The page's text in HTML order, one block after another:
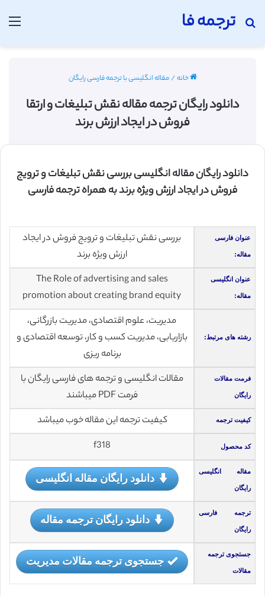
ترجمه فا
جستجو برای
خانه/مقاله انگلیسی با ترجمه فارسی رایگان
دانلود رایگان ترجمه مقاله نقش تبلیغات و ارتقا
فروش در ایجاد ارزش برند
دانلود رایگان مقاله انگلیسی بررسی نقش تبلیغات و ترویج
فروش در ایجاد ارزش ویژه برند به همراه ترجمه فارسی
عنوان فارسی
مقاله:
بررسی نقش تبلیغات و ترویج فروش در ایجاد
ارزش ویژه برند
عنوان انگلیسی
مقاله:
The Role of advertising and sales
promotion about creating brand equity
رشته های مرتبط:
مدیریت، علوم اقتصادی، مدیریت بازرگانی،
بازاریابی، مدیریت کسب و کار، توسعه اقتصادی و
برنامه ریزی
فرمت مقالات
رایگان
مقالات انگلیسی و ترجمه های فارسی رایگان با
فرمت PDF میباشند
کیفیت ترجمه کیفیت ترجمه این مقاله خوب میباشد
کد محصول f318
مقاله انگلیسی
رایگان
دانلود رایگان مقاله انگلیسی
ترجمه فارسی
رایگان
دانلود رایگان ترجمه مقاله
جستجوی ترجمه
مقالات
جستجوی ترجمه مقالات مدیریت